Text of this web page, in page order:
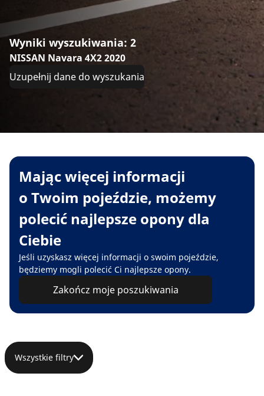
Wyniki wyszukiwania: 2
NISSAN Navara 4X2 2020
Uzupełnij dane do wyszukania
Mając więcej informacji
o Twoim pojeździe, możemy
polecić najlepsze opony dla
Ciebie
Jeśli uzyskasz więcej informacji o swoim pojeździe,
będziemy mogli polecić Ci najlepsze opony.
Zakończ moje poszukiwania
Wszystkie filtry